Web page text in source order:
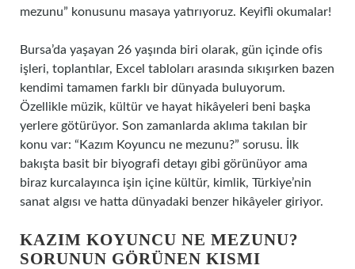
mezunu” konusunu masaya yatırıyoruz. Keyifli okumalar!
Bursa’da yaşayan 26 yaşında biri olarak, gün içinde ofis
işleri, toplantılar, Excel tabloları arasında sıkışırken bazen
kendimi tamamen farklı bir dünyada buluyorum.
Özellikle müzik, kültür ve hayat hikâyeleri beni başka
yerlere götürüyor. Son zamanlarda aklıma takılan bir
konu var: “Kazım Koyuncu ne mezunu?” sorusu. İlk
bakışta basit bir biyografi detayı gibi görünüyor ama
biraz kurcalayınca işin içine kültür, kimlik, Türkiye’nin
sanat algısı ve hatta dünyadaki benzer hikâyeler giriyor.
KAZIM KOYUNCU NE MEZUNU?
SORUNUN GÖRÜNEN KISMI